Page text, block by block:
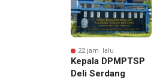
22 jam lalu
Kepala DPMPTSP
Deli Serdang